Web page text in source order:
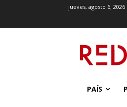
jueves, agosto 6, 2026
PAÍS